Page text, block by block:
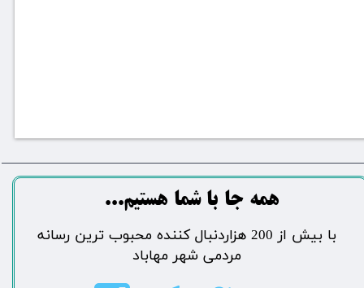
​​​همه جا با شما هستیم...​​​​​​​​​​​​​​
​با بیش از 200 هزاردنبال کننده محبوب ترین رسانه
مردمی شهر مهاباد​​​​​​​​​​​​​​